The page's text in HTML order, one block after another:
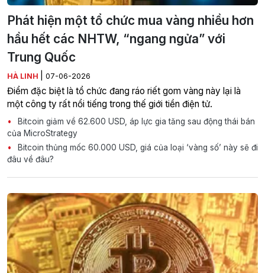
Phát hiện một tổ chức mua vàng nhiều hơn
hầu hết các NHTW, “ngang ngửa” với
Trung Quốc
HÀ LINH 07-06-2026
Điểm đặc biệt là tổ chức đang ráo riết gom vàng này lại là
một công ty rất nổi tiếng trong thế giới tiền điện tử.
Bitcoin giảm về 62.600 USD, áp lực gia tăng sau động thái bán
của MicroStrategy
Bitcoin thủng mốc 60.000 USD, giá của loại ‘vàng số’ này sẽ đi
đâu về đâu?